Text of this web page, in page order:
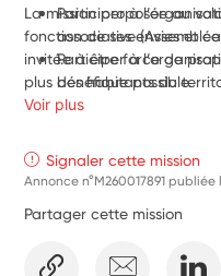
Participer à
associative
Participer à
des habitants du
Contribuer à faire
Participer aux
La mission proposée au
fonction de ses envies et
invité.e à être force de
plus bénéfique possible.
Voir plus
Signaler cette mission
Annonce n°M260017891
Partager cette mission